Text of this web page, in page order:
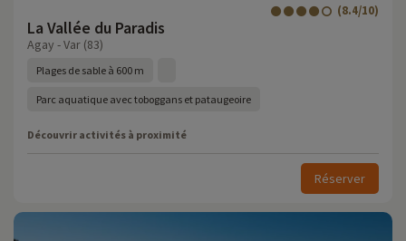
La Vallée du Paradis
(8.4/10)
Agay - Var (83)
Plages de sable à 600 m
Parc aquatique avec toboggans et pataugeoire
Découvrir activités à proximité
Réserver